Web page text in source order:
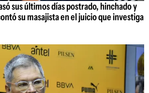
sus últimos días postrado, hinchado y
su masajista en el juicio que investiga